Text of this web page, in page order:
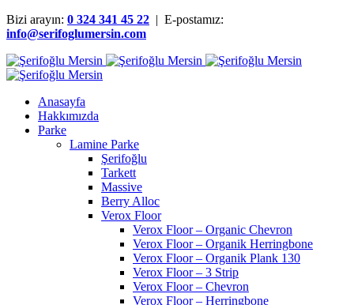
Bizi arayın: 0 324 341 45 22 | E-postamız:
info@serifoglumersin.com
Anasayfa
Hakkımızda
Parke
Lamine Parke
Şerifoğlu
Tarkett
Massive
Berry Alloc
Verox Floor
Verox Floor – Organic Chevron
Verox Floor – Organik Herringbone
Verox Floor – Organik Plank 130
Verox Floor – 3 Strip
Verox Floor – Chevron
Verox Floor – Herringbone